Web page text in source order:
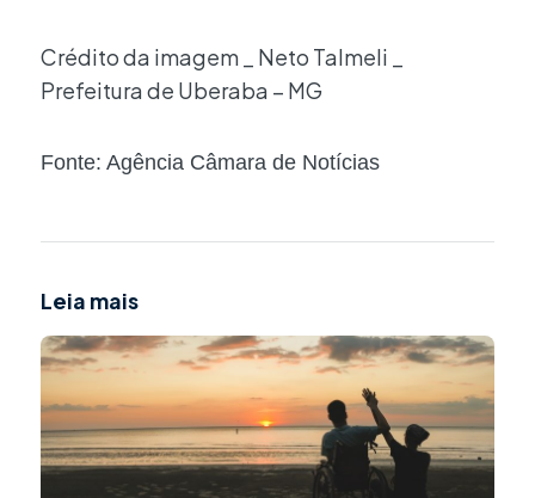
Crédito da imagem _ Neto Talmeli _
Prefeitura de Uberaba – MG
Fonte: Agência Câmara de Notícias
Leia mais